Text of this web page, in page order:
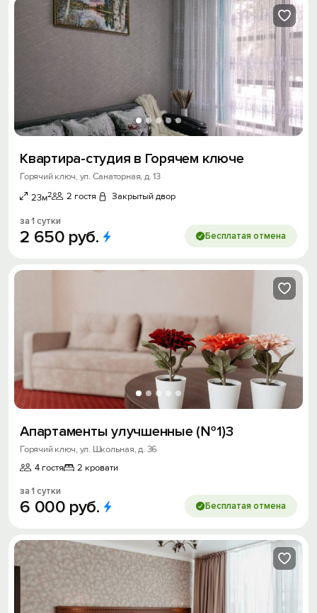
Квартира-студия в Горячем ключе
Горячий ключ, ул. Санаторная, д. 13
23м2 2 гостя Закрытый двор
за 1 сутки
2 650 руб. Бесплатая отмена
Апартаменты улучшенные (№1)3
Горячий ключ, ул. Школьная, д. 36
4 гостя
2 кровати
за 1 сутки
6 000 руб. Бесплатая отмена